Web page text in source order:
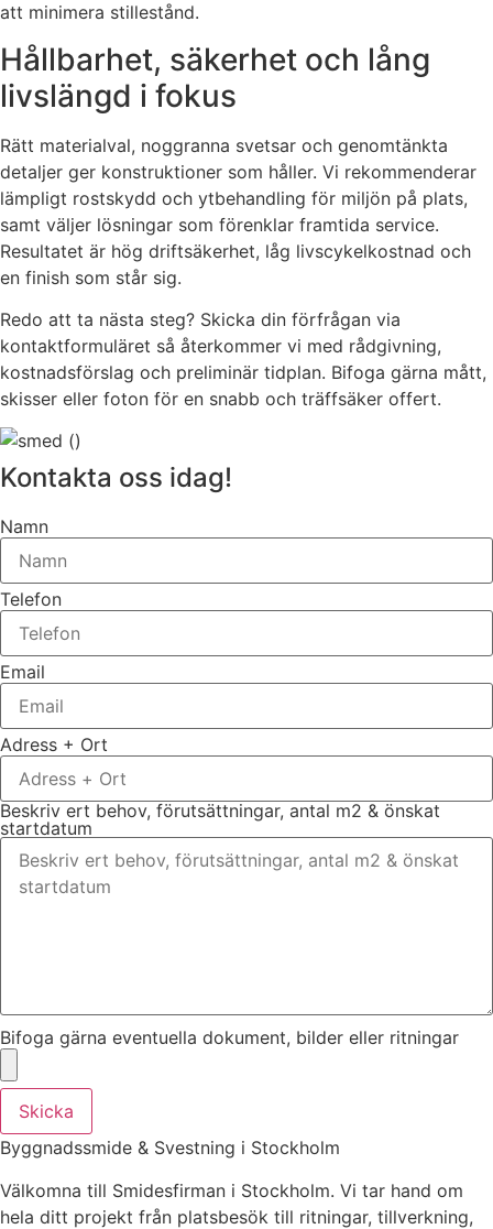
att minimera stillestånd.
Hållbarhet, säkerhet och lång
livslängd i fokus
Rätt materialval, noggranna svetsar och genomtänkta
detaljer ger konstruktioner som håller. Vi rekommenderar
lämpligt rostskydd och ytbehandling för miljön på plats,
samt väljer lösningar som förenklar framtida service.
Resultatet är hög driftsäkerhet, låg livscykelkostnad och
en finish som står sig.
Redo att ta nästa steg? Skicka din förfrågan via
kontaktformuläret så återkommer vi med rådgivning,
kostnadsförslag och preliminär tidplan. Bifoga gärna mått,
skisser eller foton för en snabb och träffsäker offert.
Kontakta oss idag!
Namn
Telefon
Email
Adress + Ort
Beskriv ert behov, förutsättningar, antal m2 & önskat
startdatum
Bifoga gärna eventuella dokument, bilder eller ritningar
Skicka
Byggnadssmide & Svestning i Stockholm
Välkomna till Smidesfirman i Stockholm. Vi tar hand om
hela ditt projekt från platsbesök till ritningar, tillverkning,